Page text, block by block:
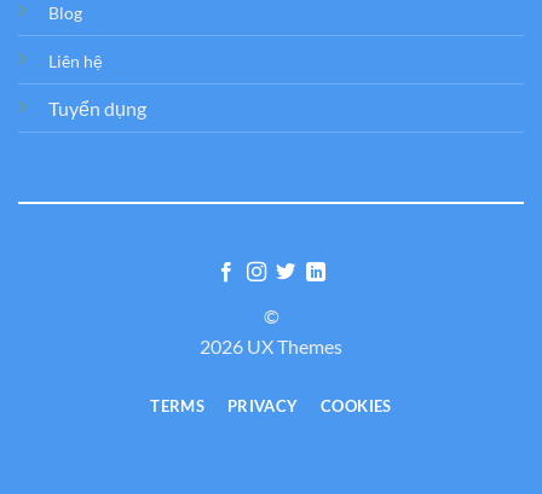
Blog
Liên hệ
Tuyển dụng
©
2026 UX Themes
TERMS PRIVACY COOKIES